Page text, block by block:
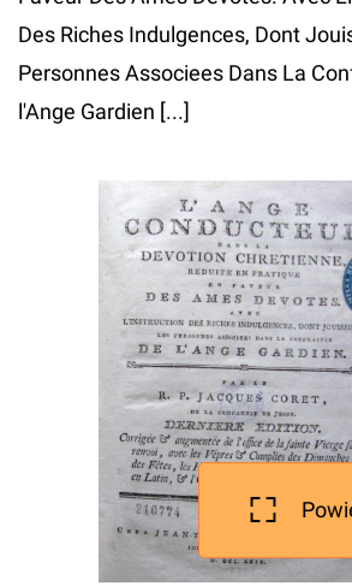
Des Riches Indulgences, Dont
Personnes Associees Dans La
l'Ange Gardien [...]